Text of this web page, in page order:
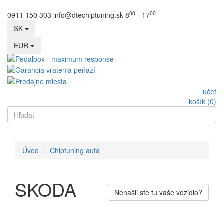
0911 150 303 info@dtechiptuning.sk 800 - 1700
SK
EUR
účet
košík (0)
Úvod Chiptuning autá
SKODA Nenašli ste tu vaše vozidlo?